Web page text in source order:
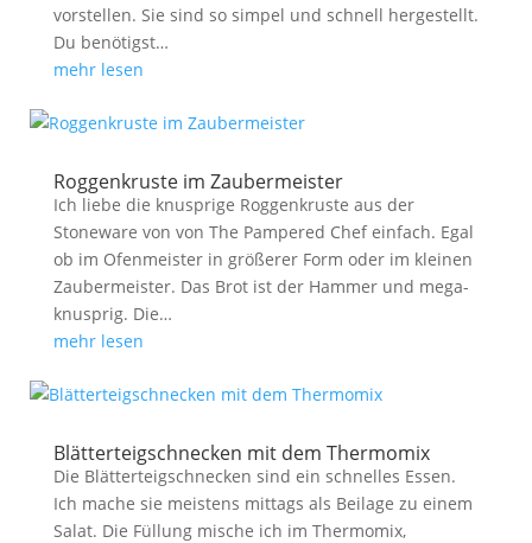
vorstellen. Sie sind so simpel und schnell hergestellt.
Du benötigst…
mehr lesen
Roggenkruste im Zaubermeister
Ich liebe die knusprige Roggenkruste aus der
Stoneware von von The Pampered Chef einfach. Egal
ob im Ofenmeister in größerer Form oder im kleinen
Zaubermeister. Das Brot ist der Hammer und mega-
knusprig. Die…
mehr lesen
Blätterteigschnecken mit dem Thermomix
Die Blätterteigschnecken sind ein schnelles Essen.
Ich mache sie meistens mittags als Beilage zu einem
Salat. Die Füllung mische ich im Thermomix,